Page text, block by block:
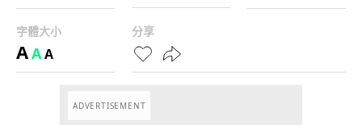
字體大小
AAA
分享
ADVERTISEMENT